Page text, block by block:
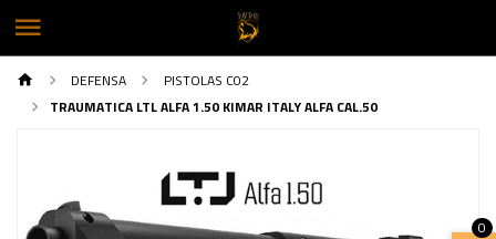
0
DEFENSA
PISTOLAS C02
TRAUMATICA LTL ALFA 1.50 KIMAR ITALY ALFA CAL.50